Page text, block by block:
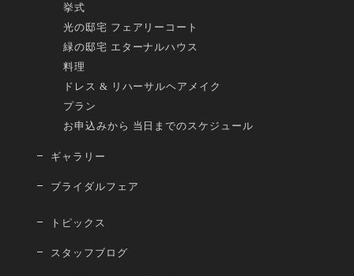
挙式
光の邸宅 フェアリーコート
緑の邸宅 エターナルハウス
料理
ドレス & リハーサルヘアメイク
プラン
お申込みから 当日までのスケジュール
ギャラリー
ブライダルフェア
トピックス
スタッフブログ